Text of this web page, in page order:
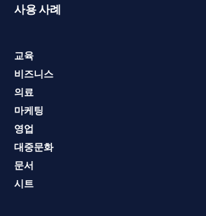
사용 사례
교육
비즈니스
의료
마케팅
영업
대중문화
문서
시트